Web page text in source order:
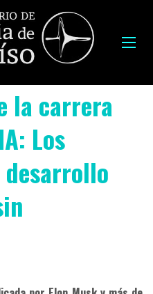
la carrera
Los